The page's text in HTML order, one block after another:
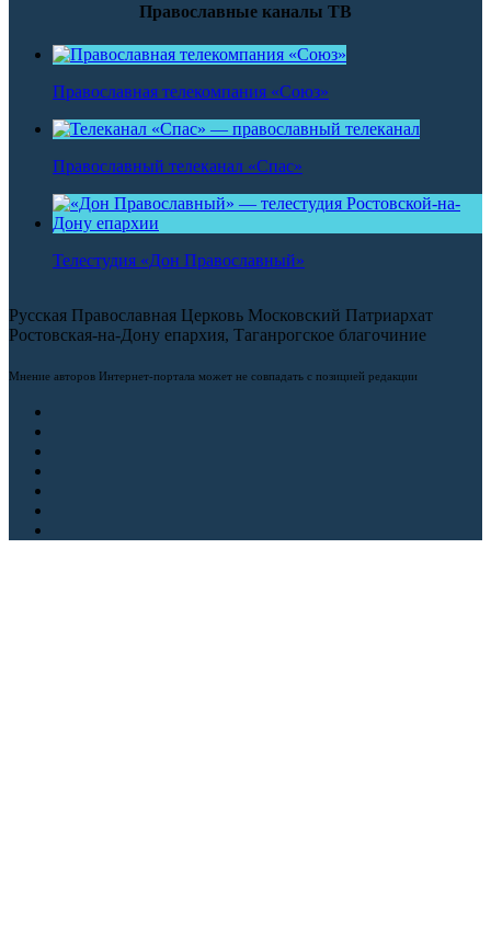
Православные каналы ТВ
Православная телекомпания «Союз»
Православный телеканал «Спас»
Телестудия «Дон Православный»
Русская Православная Церковь Московский Патриархат
Ростовская-на-Дону епархия, Таганрогское благочиние
Мнение авторов Интернет-портала может не совпадать с позицией редакции